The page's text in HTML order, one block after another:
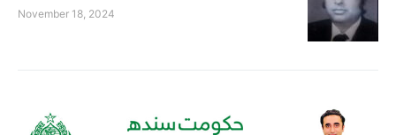
November 18, 2024